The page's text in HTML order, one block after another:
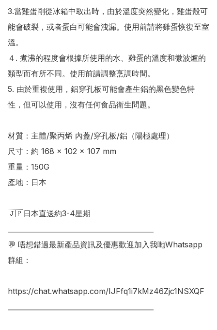
3.當雞蛋剛從冰箱中取出時，由於溫度突然變化，雞蛋殼可
能會破裂，或者蛋白可能會洩漏。使用前請將雞蛋恢復至室
溫。
４. 煮沸的程度會根據所使用的水、雞蛋的溫度和微波爐的
類型而有所不同。使用前請調整烹調時間。
5. 由於重複使用，鋁穿孔板可能會產生鋁的黑色變色特
性，但可以使用，沒有任何食品衛生問題。
材質：主體/聚丙烯 內蓋/穿孔板/鋁（陽極處理）
尺寸：約 168 × 102 × 107 mm
重量：150G
產地：日本
🇯🇵日本直送約3-4星期
💬 唔想錯過最新產品資訊及優惠歡迎加入我哋Whatsapp
群組：
https://chat.whatsapp.com/IJFfq1i7kMz46Zjc1NSXQF